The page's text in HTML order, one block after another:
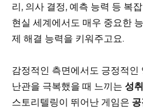
리, 의사 결정, 예측 능력 등 복
현실 세계에서도 매우 중요한
제 해결 능력을 키워주고요.
감정적인 측면에서도 긍정적인
난관을 극복했을 때 느끼는 성
스토리텔링이 뛰어난 게임은